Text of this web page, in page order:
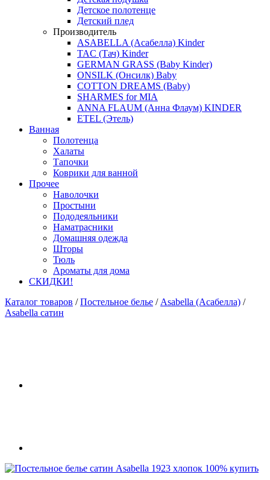
Детское полотенце
Детский плед
Производитель
ASABELLA (Асабелла) Kinder
TAC (Тач) Kinder
GERMAN GRASS (Baby Kinder)
ONSILK (Онсилк) Baby
COTTON DREAMS (Baby)
SHARMES for MIA
ANNA FLAUM (Анна Флаум) KINDER
ETEL (Этель)
Ванная
Полотенца
Халаты
Тапочки
Коврики для ванной
Прочее
Наволочки
Простыни
Пододеяльники
Наматрасники
Домашняя одежда
Шторы
Тюль
Ароматы для дома
СКИДКИ!
Каталог товаров / Постельное белье / Asabella (Асабелла) /
Asabella сатин